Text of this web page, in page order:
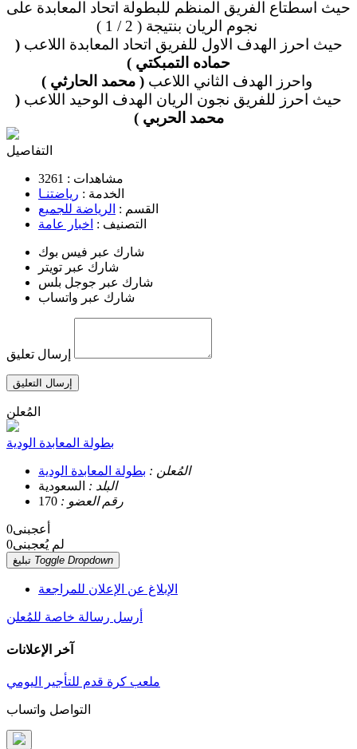
حيث اسطتاع الفريق المنظم للبطولة اتحاد المعابدة على
حيث احرز الهدف الاول للفريق اتحاد المعابدة اللاعب(
حماده التمبكتي )
واحرز الهدف الثاني اللاعب( محمد الحارثي )
حيث احرز للفريق نجون الريان الهدف الوحيد اللاعب (
محمد الحربي )
التفاصيل
مشاهدات : 3261
الخدمة : رياضتنـا
القسم : الرياضة للجميع
التصنيف : اخبار عامة
شارك عبر فيس بوك
شارك عبر تويتر
شارك عبر جوجل بلس
شارك عبر واتساب
إرسال تعليق
إرسال التعليق
المُعلن
بطولة المعابدة الودية
المُعلن : بطولة المعابدة الودية
البلد : السعودية
رقم العضو : 170
أعجبنى0
لم يُعجبنى0
Toggle Dropdown
الإبلاغ عن الإعلان للمراجعة
أرسل رسالة خاصة للمُعلن
آخر الإعلانات
ملعب كرة قدم للتأجير اليومي